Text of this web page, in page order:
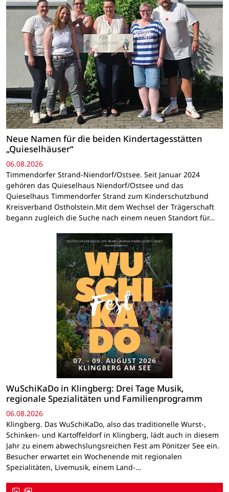
Neue Namen für die beiden Kindertagesstätten
„Quieselhäuser“
06.08.2026
Timmendorfer Strand-Niendorf/Ostsee. Seit Januar 2024
gehören das Quieselhaus Niendorf/Ostsee und das
Quieselhaus Timmendorfer Strand zum Kinderschutzbund
Kreisverband Ostholstein.Mit dem Wechsel der Trägerschaft
begann zugleich die Suche nach einem neuen Standort für…
WuSchiKaDo in Klingberg: Drei Tage Musik,
regionale Spezialitäten und Familienprogramm
06.08.2026
Klingberg. Das WuSchiKaDo, also das traditionelle Wurst-,
Schinken- und Kartoffeldorf in Klingberg, lädt auch in diesem
Jahr zu einem abwechslungsreichen Fest am Pönitzer See ein.
Besucher erwartet ein Wochenende mit regionalen
Spezialitäten, Livemusik, einem Land-…